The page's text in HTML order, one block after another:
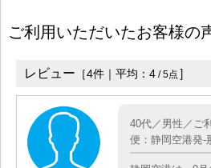
ご利用いただいたお客様の
レビュー ［4件｜平均： 4 /5点 ］
40代／男性／ご
便：静岡空港発-